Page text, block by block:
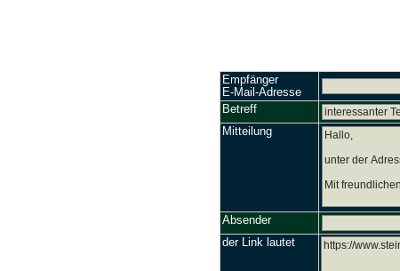
Empfänger
E-Mail-Adresse
Betreff
Mitteilung
Absender
der Link lautet